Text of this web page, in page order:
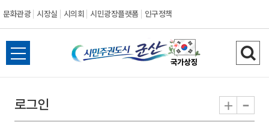
문화관광 시장실 시의회 시민광장플랫폼 인구정책
시민주권도시 군
전체메뉴 열기 검
로그인 + -